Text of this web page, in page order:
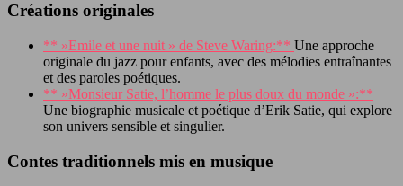
Créations originales
** »Emile et une nuit » de Steve Waring:** Une approche
originale du jazz pour enfants, avec des mélodies entraînantes
et des paroles poétiques.
** »Monsieur Satie, l’homme le plus doux du monde »:**
Une biographie musicale et poétique d’Erik Satie, qui explore
son univers sensible et singulier.
Contes traditionnels mis en musique